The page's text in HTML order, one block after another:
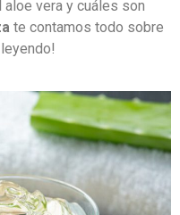
aloe vera y cuáles son
te contamos todo sobre